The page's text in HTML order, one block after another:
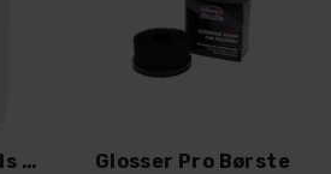
Gloss Factory Suds Heaven Extreme Glosser Pro Børste